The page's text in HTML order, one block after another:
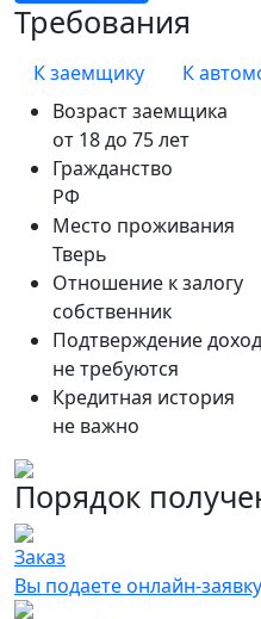
Требования
К заемщику
К
Возраст заемщика
от 18 до 75 лет
Гражданство
РФ
Место проживания
Тверь
Отношение к залогу
собственник
Подтверждение
не требуются
Кредитная история
не важно
Порядок
Заказ
Вы подаете онлайн-